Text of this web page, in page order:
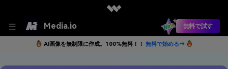
Media.io 無料で試す
AI画像を無制限に作成。100%無料！！ 無料で始める→